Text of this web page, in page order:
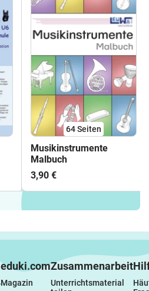
64Seiten
Musikinstrumente
Malbuch
3,90 €
eduki.com
Magazin
Zusammenarbeit
Unterrichtsmaterial